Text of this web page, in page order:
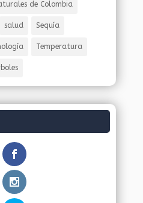
de Colombia
salud Sequía
Temperatura